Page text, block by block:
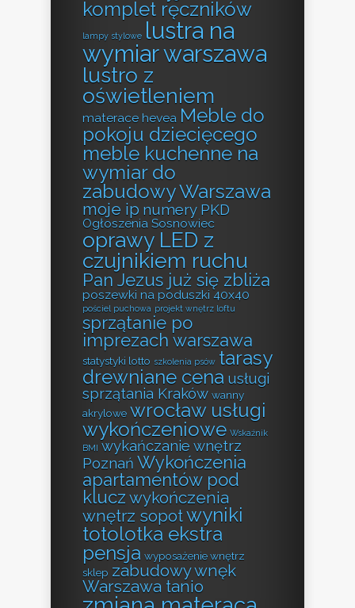
komplet ręczników
lampy stylowe lustra na
wymiar warszawa
lustro z
oświetleniem
materace hevea Meble do
pokoju dziecięcego
meble kuchenne na
wymiar do
zabudowy Warszawa
moje ip numery PKD
Ogłoszenia Sosnowiec
oprawy LED z
czujnikiem ruchu
Pan Jezus już się zbliża
poszewki na poduszki 40x40
pościel puchowa projekt wnętrz loftu
sprzątanie po
imprezach warszawa
statystyki lotto szkolenia psów tarasy
drewniane cena usługi
sprzątania Kraków wanny
akrylowe wrocław usługi
wykończeniowe Wskaźnik
BMI wykańczanie wnętrz
Poznań Wykończenia
apartamentów pod
klucz wykończenia
wnętrz sopotwyniki
totolotka ekstra
pensja wyposażenie wnętrz
sklep zabudowy wnęk
Warszawa tanio